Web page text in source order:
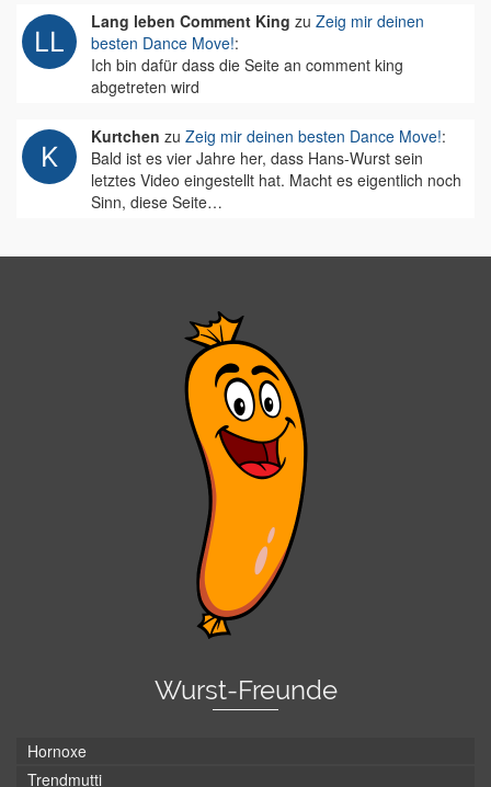
Lang leben Comment King zu Zeig mir deinen
besten Dance Move!:
Ich bin dafür dass die Seite an comment king
abgetreten wird
Kurtchen zu Zeig mir deinen besten Dance Move!:
Bald ist es vier Jahre her, dass Hans-Wurst sein
letztes Video eingestellt hat. Macht es eigentlich noch
Sinn, diese Seite…
Wurst-Freunde
Hornoxe
Trendmutti